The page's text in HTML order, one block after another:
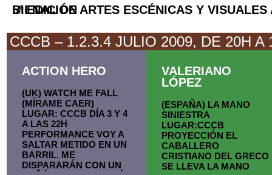
BIENAL DE ARTES ESCÉNICAS Y VISUALES APLICADAS 5ª EDICIÓN
CCCB – 1.2.3.4 JULIO 2009, DE 20H A
ACTION HERO
(UK) WATCH ME FALL
(MÍRAME CAER)
LUGAR: CCCB DÍA 3 Y 4
A LAS 22H
PERFORMANCE VOY A
SALTAR METIDO EN UN
BARRIL. ME
DISPARARÁN CON UN
VALERIANO
LÓPEZ
(ESPAÑA) LA MANO
SINIESTRA
LUGAR:CCCB
PROYECCIÓN EL
CABALLERO
CRISTIANO DEL GRECO
SE LLEVA LA MANO